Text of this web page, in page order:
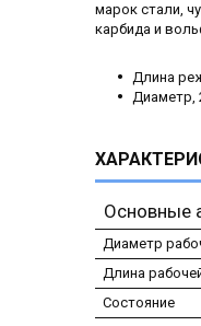
марок стали,
карбида и
Длина
Диаметр,
Основные
Диаметр
Длина
Состояние